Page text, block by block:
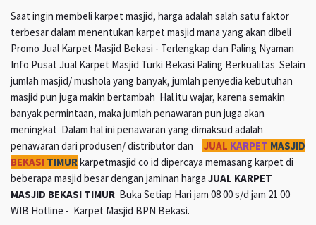
Saat ingin membeli karpet masjid, harga adalah salah satu faktor
terbesar dalam menentukan karpet masjid mana yang akan dibeli
Promo Jual Karpet Masjid Bekasi - Terlengkap dan Paling Nyaman
Info Pusat Jual Karpet Masjid Turki Bekasi Paling Berkualitas Selain
jumlah masjid/ mushola yang banyak, jumlah penyedia kebutuhan
masjid pun juga makin bertambah Hal itu wajar, karena semakin
banyak permintaan, maka jumlah penawaran pun juga akan
meningkat Dalam hal ini penawaran yang dimaksud adalah
penawaran dari produsen/ distributor dan
JUAL KARPET MASJID
BEKASI TIMURkarpetmasjid co id dipercaya memasang karpet di
beberapa masjid besar dengan jaminan harga JUAL KARPET
MASJID BEKASI TIMUR Buka Setiap Hari jam 08 00 s/d jam 21 00
WIB Hotline - Karpet Masjid BPN Bekasi.